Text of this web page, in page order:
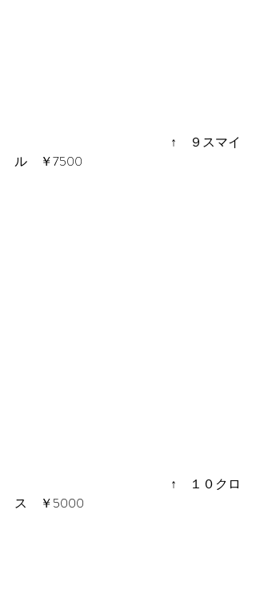
ル　￥7500
ス　￥5000